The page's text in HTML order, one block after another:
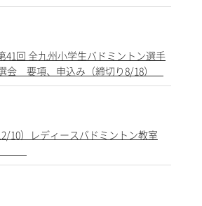
41回 全九州小学生バドミントン選手
会 要項、申込み（締切り8/18）
10）レディースバドミントン教室
）